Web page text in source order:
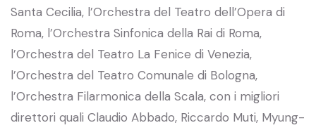
Santa Cecilia, l’Orchestra del Teatro dell’Opera di
Roma, l’Orchestra Sinfonica della Rai di Roma,
l’Orchestra del Teatro La Fenice di Venezia,
l’Orchestra del Teatro Comunale di Bologna,
l’Orchestra Filarmonica della Scala, con i migliori
direttori quali Claudio Abbado, Riccardo Muti, Myung-